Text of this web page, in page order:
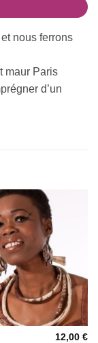
nous ferrons
maur Paris
d’un
12,00€